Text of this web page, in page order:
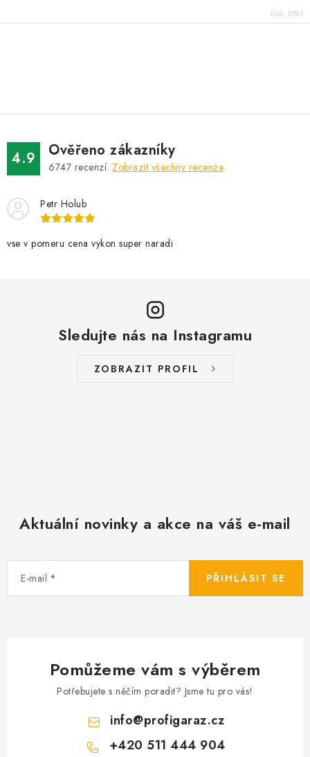
Kód: 2783
á
d
a
c
p
v
4.9 Ověřeno zákazníky
6747 recenzí. Zobrazit všechny recenze
Petr Holub
vse v pomeru cena vykon super naradi
Sledujte nás na Instagramu
ZOBRAZIT PROFIL
Aktuální novinky a akce na váš e-mail
E-mail PŘIHLÁSIT SE
Pomůžeme vám s výběrem
Potřebujete s něčím poradit? Jsme tu pro vás!
info@profigaraz.cz
+420 511 444 904